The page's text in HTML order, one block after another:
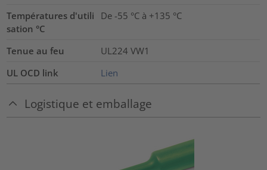
Températures d'utili
sation °C
De -55 °C à +135 °C
Tenue au feu
UL224 VW1
UL OCD link
Lien
Logistique et emballage